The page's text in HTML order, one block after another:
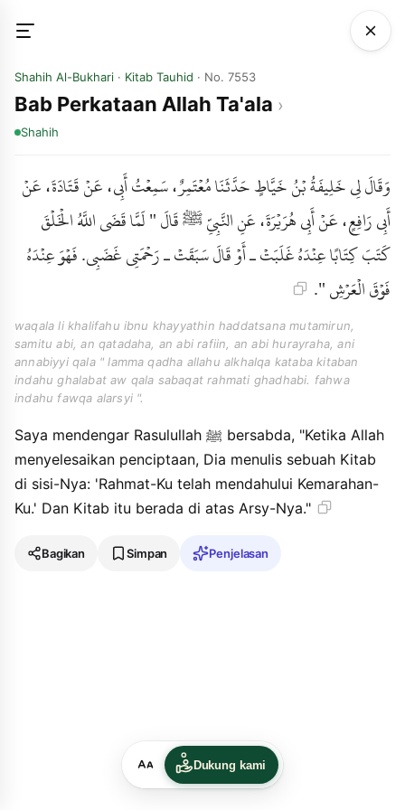
Shahih Al-Bukhari · Kitab Tauhid · No. 7553
Bab Perkataan Allah Ta'ala
Shahih
وَقَالَ لِي خَلِيفَةُ بْنُ خَيَّاطٍ حَدَّثَنَا مُعْتَمِرٌ، سَمِعْتُ أَبِي، عَنْ قَتَادَةَ، عَنْ
أَبِي رَافِعٍ، عَنْ أَبِي هُرَيْرَةَ، عَنِ النَّبِيِّ ﷺ قَالَ " لَمَّا قَضَى اللَّهُ الْخَلْقَ
كَتَبَ كِتَابًا عِنْدَهُ غَلَبَتْ ـ أَوْ قَالَ سَبَقَتْ ـ رَحْمَتِي غَضَبِي. فَهْوَ عِنْدَهُ
فَوْقَ الْعَرْشِ ".
waqala li khalifahu ibnu khayyathin haddatsana mutamirun,
samitu abi, an qatadaha, an abi rafiin, an abi hurayraha, ani
annabiyyi qala " lamma qadha allahu alkhalqa kataba kitaban
indahu ghalabat aw qala sabaqat rahmati ghadhabi. fahwa
indahu fawqa alarsyi ".
Saya mendengar Rasulullah ﷺ bersabda, "Ketika Allah
menyelesaikan penciptaan, Dia menulis sebuah Kitab
di sisi-Nya: 'Rahmat-Ku telah mendahului Kemarahan-
Ku.' Dan Kitab itu berada di atas Arsy-Nya."
Bagikan Simpan Penjelasan
Dukung kami